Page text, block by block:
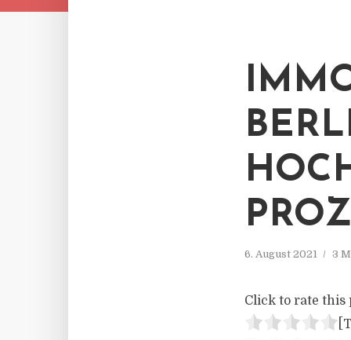
6. August 2021 3
Click to rate this